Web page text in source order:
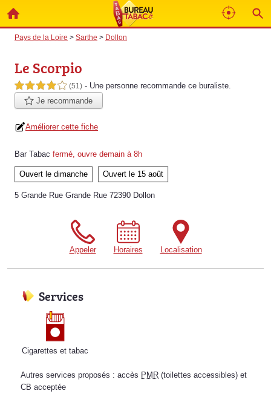
Pays de la Loire > Sarthe > Dollon
Le Scorpio
4,0 étoiles sur 5 (51) - Une personne recommande ce buraliste.
Je recommande
Améliorer cette fiche
Bar Tabac fermé, ouvre demain à 8h
Ouvert le dimanche Ouvert le 15 août
5 Grande Rue Grande Rue 72390 Dollon
Appeler Horaires Localisation
Services
Cigarettes et tabac
Autres services proposés : accès PMR (toilettes accessibles) et
CB acceptée